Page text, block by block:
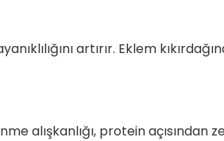
artırır. Eklem
alışkanlığı, protein açısından